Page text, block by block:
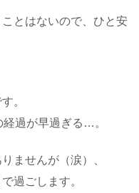
とはないので、ひと安
。
過が早過ぎる…。
ませんが（涙）、
過ごします。